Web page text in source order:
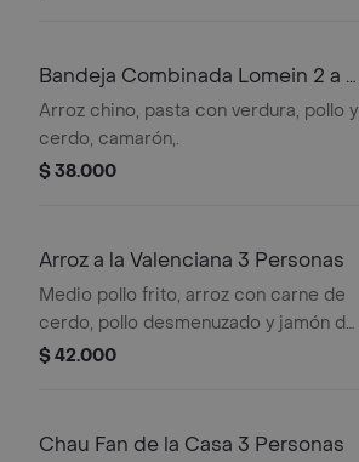
Bandeja Combinada Lomein 2 a 3
Personas
Arroz chino, pasta con verdura, pollo y
cerdo, camarón,.
$ 38.000
Arroz a la Valenciana 3 Personas
Medio pollo frito, arroz con carne de
cerdo, pollo desmenuzado y jamón de
pollo).
$ 42.000
Chau Fan de la Casa 3 Personas